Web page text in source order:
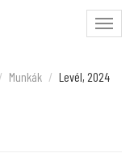
Toggle
Munkák Levél, 2024